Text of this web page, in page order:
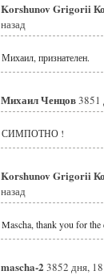
Korshunov Grigorii
назад
Михаил, признателен.
Михаил Ченцов3851
СИМПОТНО !
Korshunov Grigorii
назад
Mascha, thank you for the
mascha-2 3852 дня,